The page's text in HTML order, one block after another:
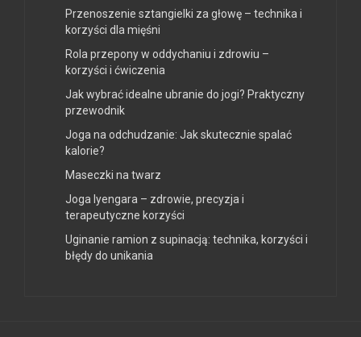
Przenoszenie sztangielki za głowę – technika i
korzyści dla mięśni
Rola przepony w oddychaniu i zdrowiu –
korzyści i ćwiczenia
Jak wybrać idealne ubranie do jogi? Praktyczny
przewodnik
Joga na odchudzanie: Jak skutecznie spalać
kalorie?
Maseczki na twarz
Joga Iyengara – zdrowie, precyzja i
terapeutyczne korzyści
Uginanie ramion z supinacją: technika, korzyści i
błędy do unikania